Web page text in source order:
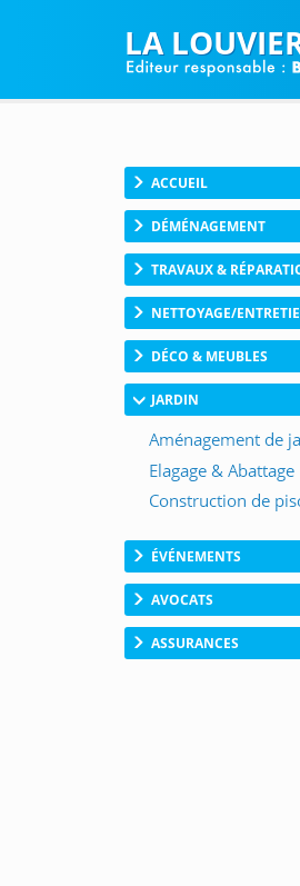
LA
ACCUEIL
DÉMÉNAGEMENT
TRAVAUX &
NETTOYAGE/
DÉCO & MEUBLES
JARDIN
ÉVÉNEMENTS
AVOCATS
ASSURANCES